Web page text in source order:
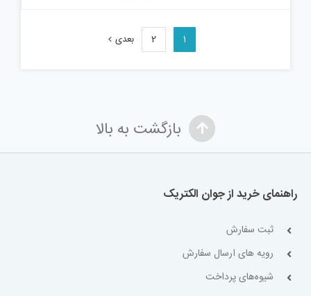
1
2 بعدی
بازگشت به بالا
راهنمای خرید از جوان الکتریک
ثبت سفارش
رویه های ارسال سفارش
شیوه‌های پرداخت